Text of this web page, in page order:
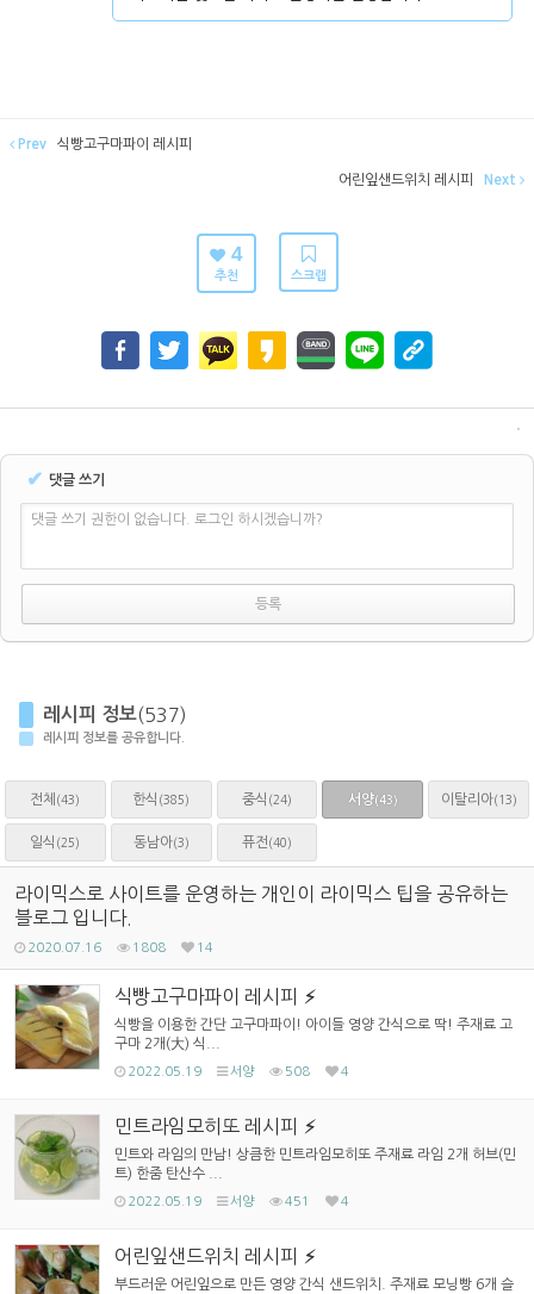
Prev 식빵고구마파이 레시피
어린잎샌드위치 레시피 Next
4
추천 스크랩
✔ 댓글 쓰기
댓글 쓰기 권한이 없습니다. 로그인 하시겠습니까?
레시피 정보(537)
레시피 정보를 공유합니다.
전체 (43) 한식 (385) 중식 (24) 서양(43) 이탈리아(13)
일식 (25) 동남아(3) 퓨전 (40)
라이믹스로 사이트를 운영하는 개인이 라이믹스 팁을 공유하는
블로그 입니다.
2020.07.16 1808 14
식빵고구마파이 레시피
식빵을 이용한 간단 고구마파이! 아이들 영양 간식으로 딱! 주재료 고
구마 2개(大) 식...
2022.05.19 서양 508 4
민트라임모히또 레시피
민트와 라임의 만남! 상큼한 민트라임모히또 주재료 라임 2개 허브(민
트) 한줌 탄산수 ...
2022.05.19 서양 451 4
어린잎샌드위치 레시피
부드러운 어린잎으로 만든 영양 간식 샌드위치. 주재료 모닝빵 6개 슬